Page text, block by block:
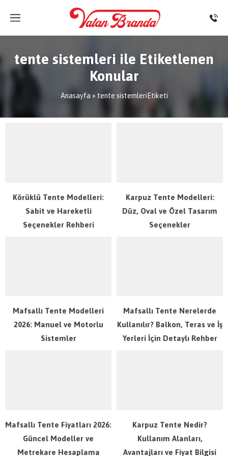
tente sistemleri ile Etiketlenen
Konular
Anasayfa » tente sistemleriEtiketi
Körüklü Tente Modelleri:
Sabit ve Hareketli
Seçenekler Rehberi
Karpuz Tente Modelleri:
Düz, Oval ve Özel Tasarım
Seçenekler
Mafsallı Tente Modelleri
2026: Manuel ve Motorlu
Sistemler
Mafsallı Tente Nerelerde
Kullanılır? Balkon, Teras ve İş
Yerleri İçin Detaylı Rehber
Mafsallı Tente Fiyatları 2026:
Güncel Modeller ve
Metrekare Hesaplama
Karpuz Tente Nedir?
Kullanım Alanları,
Avantajları ve Fiyat Bilgisi